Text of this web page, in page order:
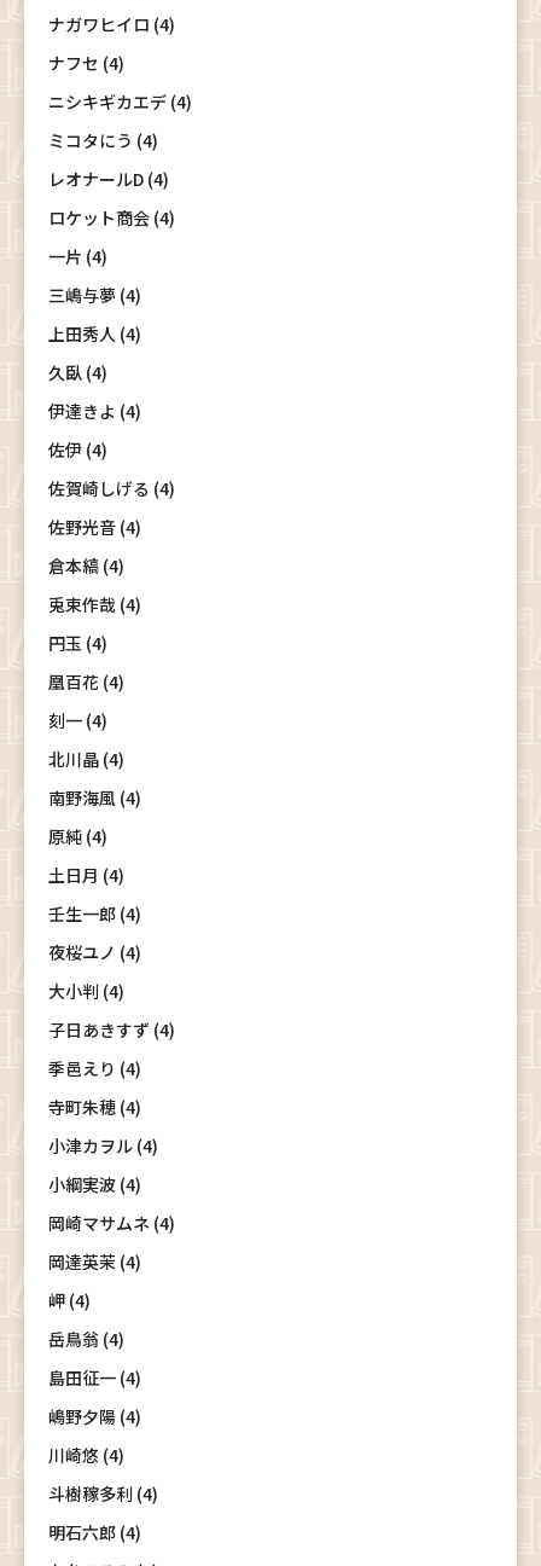
ナガワヒイロ (4)
ナフセ (4)
ニシキギカエデ (4)
ミコタにう (4)
レオナールD (4)
ロケット商会 (4)
一片 (4)
三嶋与夢 (4)
上田秀人 (4)
久臥 (4)
伊達きよ (4)
佐伊 (4)
佐賀崎しげる (4)
佐野光音 (4)
倉本縞 (4)
兎束作哉 (4)
円玉 (4)
凰百花 (4)
刻一 (4)
北川晶 (4)
南野海風 (4)
原純 (4)
土日月 (4)
壬生一郎 (4)
夜桜ユノ (4)
大小判 (4)
子日あきすず (4)
季邑えり (4)
寺町朱穂 (4)
小津カヲル (4)
小綱実波 (4)
岡崎マサムネ (4)
岡達英茉 (4)
岬 (4)
岳鳥翁 (4)
島田征一 (4)
嶋野夕陽 (4)
川崎悠 (4)
斗樹稼多利 (4)
明石六郎 (4)